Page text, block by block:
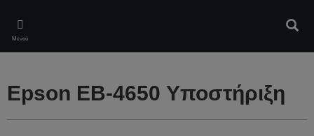
main
content
Μενού
Epson EB-4650 Υποστήριξη